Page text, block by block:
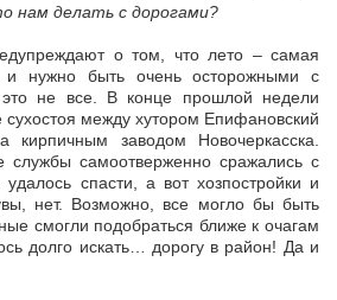
нам делать с дорогами?
о том, что лето – самая
и нужно быть очень осторожными с
не все. В конце прошлой недели
сухостоя между хутором Епифановский
заводом Новочеркасска.
службы самоотверженно сражались с
спасти, а вот хозпостройки и
нет. Возможно, все могло бы быть
смогли подобраться ближе к очагам
долго искать… дорогу в район! Да и